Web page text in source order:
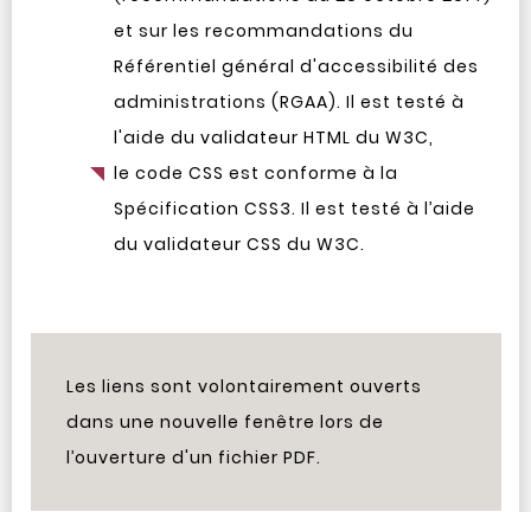
et sur les recommandations du
Référentiel général d'accessibilité des
administrations (RGAA). Il est testé à
l'aide du validateur HTML du W3C,
le code CSS est conforme à la
Spécification CSS3. Il est testé à l’aide
du validateur CSS du W3C.
Les liens sont volontairement ouverts
dans une nouvelle fenêtre lors de
l’ouverture d'un fichier PDF.